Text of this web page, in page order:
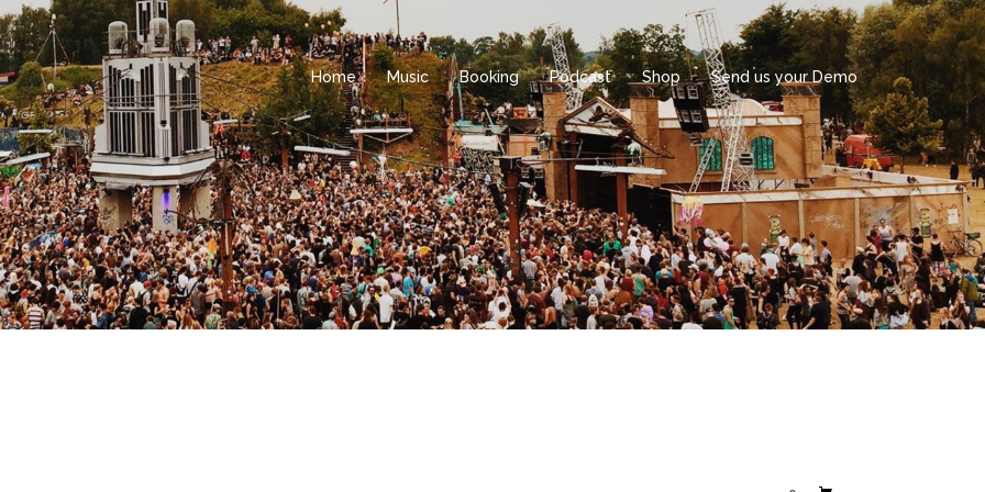
Home Music Booking Podcast Shop Send us your Demo